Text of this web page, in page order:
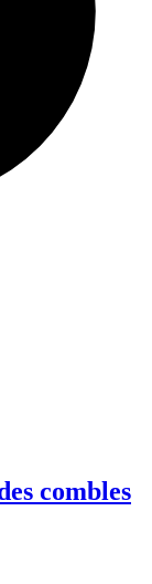
combles